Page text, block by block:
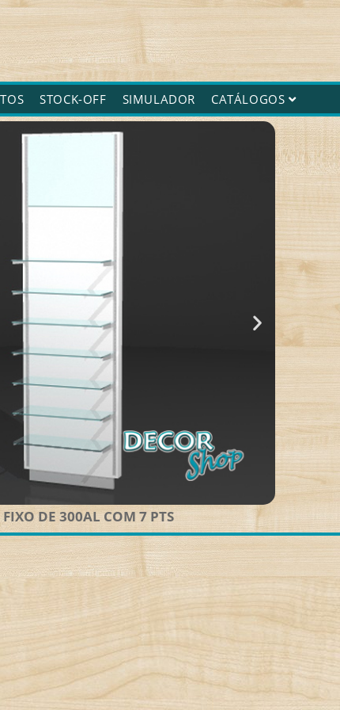
STOCK-OFF SIMULADOR CATÁLOGOS
DE 300AL COM 7 PTS